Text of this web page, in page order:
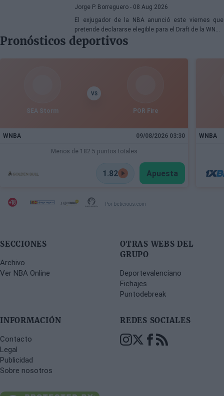
Jorge P. Borreguero - 08 Aug 2026
El exjugador de la NBA anunció este viernes que
pretende declararse elegible para el Draft de la WNBA
de 2027
Pronósticos deportivos
SEA Storm
VS
POR Fire
WNBA 09/08/2026 03:30
Menos de 182.5 puntos totales
1.82 Apuesta
WNBA
Por beticious.com
SECCIONES
Archivo
Ver NBA Online
OTRAS WEBS DEL
GRUPO
Deportevalenciano
Fichajes
Puntodebreak
INFORMACIÓN
Contacto
Legal
Publicidad
Sobre nosotros
REDES SOCIALES